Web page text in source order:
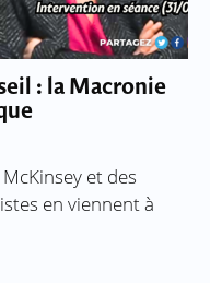
: la Macronie
et des
en viennent à